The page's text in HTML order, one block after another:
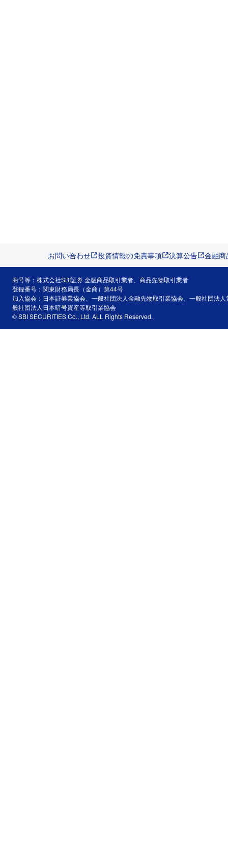
お問い合わせ 投資情報の免責事項 決算公告 金融
商号等：株式会社SBI証券 金融商品取引業者、商品先物取引業者
登録番号：関東財務局長（金商）第44号
加入協会：日本証券業協会、一般社団法人金融先物取引業協会、一般社団法
般社団法人日本暗号資産等取引業協会
© SBI SECURITIES Co., Ltd. ALL Rights Reserved.